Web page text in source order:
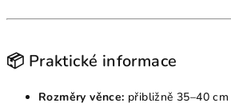
📦 Praktické informace
Rozměry věnce: přibližně 35–40 cm